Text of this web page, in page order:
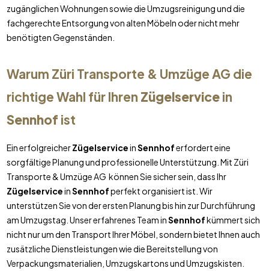
zugänglichen Wohnungen sowie die Umzugsreinigung und die
fachgerechte Entsorgung von alten Möbeln oder nicht mehr
benötigten Gegenständen.
Warum Züri Transporte & Umzüge AG die
richtige Wahl für Ihren Zügelservicein
Sennhof ist
Ein erfolgreicherZügelserviceinSennhoferfordert eine
sorgfältige Planung und professionelle Unterstützung. Mit Züri
Transporte & Umzüge AG können Sie sicher sein, dass Ihr
ZügelserviceinSennhofperfekt organisiert ist. Wir
unterstützen Sie von der ersten Planung bis hin zur Durchführung
am Umzugstag. Unser erfahrenes Team inSennhofkümmert sich
nicht nur um den Transport Ihrer Möbel, sondern bietet Ihnen auch
zusätzliche Dienstleistungen wie die Bereitstellung von
Verpackungsmaterialien, Umzugskartons und Umzugskisten.